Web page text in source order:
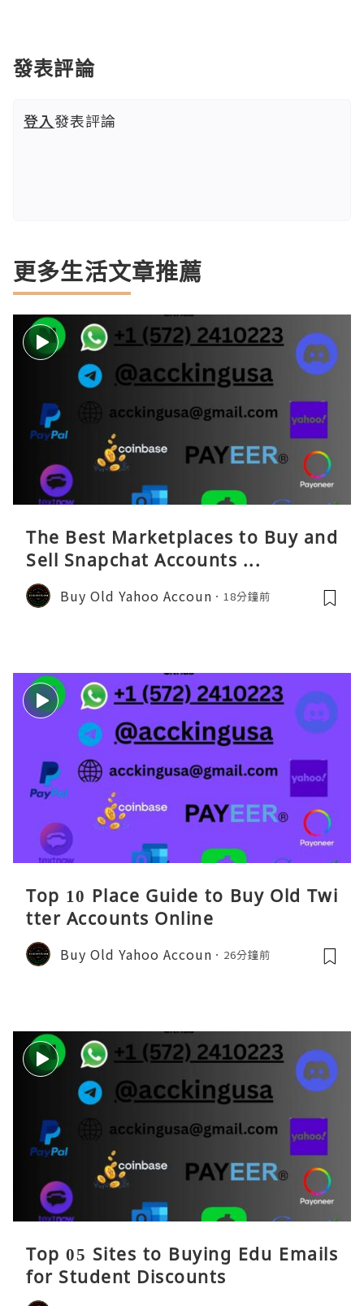
發表評論
登入發表評論
更多生活文章推薦
The Best Marketplaces to Buy and
Sell Snapchat Accounts ...
Buy Old Yahoo Accoun 18分鐘前
Top 10 Place Guide to Buy Old Twi
tter Accounts Online
Buy Old Yahoo Accoun 26分鐘前
Top 05 Sites to Buying Edu Emails
for Student Discounts